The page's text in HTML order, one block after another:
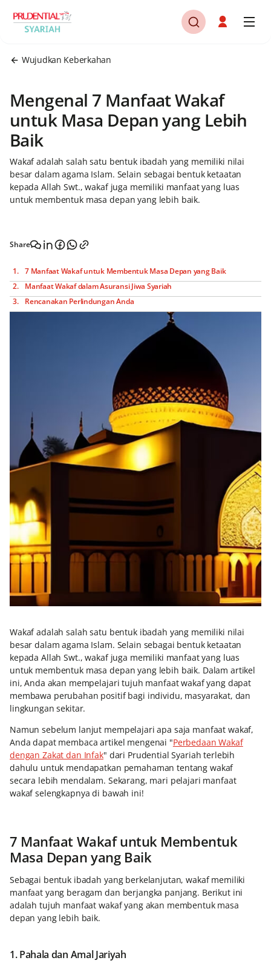
Wujudkan Keberkahan
Mengenal 7 Manfaat Wakaf
untuk Masa Depan yang Lebih
Baik
Wakaf adalah salah satu bentuk ibadah yang memiliki nilai
besar dalam agama Islam. Selain sebagai bentuk ketaatan
kepada Allah Swt., wakaf juga memiliki manfaat yang luas
untuk membentuk masa depan yang lebih baik.
Share
7 Manfaat Wakaf untuk Membentuk Masa Depan yang Baik
Manfaat Wakaf dalam Asuransi Jiwa Syariah
Rencanakan Perlindungan Anda
Wakaf adalah salah satu bentuk ibadah yang memiliki nilai
besar dalam agama Islam. Selain sebagai bentuk ketaatan
kepada Allah Swt., wakaf juga memiliki manfaat yang luas
untuk membentuk masa depan yang lebih baik. Dalam artikel
ini, Anda akan mempelajari tujuh manfaat wakaf yang dapat
membawa perubahan positif bagi individu, masyarakat, dan
lingkungan sekitar.
Namun sebelum lanjut mempelajari apa saja manfaat wakaf,
Anda dapat membaca artikel mengenai "Perbedaan Wakaf
dengan Zakat dan Infak" dari Prudential Syariah terlebih
dahulu untuk mendapatkan pemahaman tentang wakaf
secara lebih mendalam. Sekarang, mari pelajari manfaat
wakaf selengkapnya di bawah ini!
7 Manfaat Wakaf untuk Membentuk
Masa Depan yang Baik
Sebagai bentuk ibadah yang berkelanjutan, wakaf memiliki
manfaat yang beragam dan berjangka panjang. Berikut ini
adalah tujuh manfaat wakaf yang akan membentuk masa
depan yang lebih baik.
1. Pahala dan Amal Jariyah